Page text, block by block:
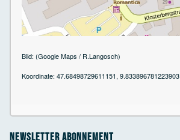
Bild: (Google Maps / R.Langosch)
Koordinate: 47.68498729611151, 9.833896781223903